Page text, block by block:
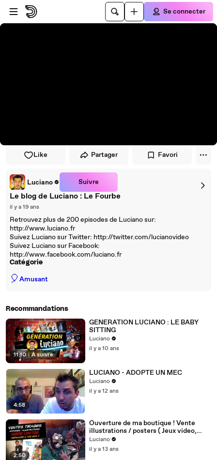
Passer au player
Passer au contenu principal
Se connecter
Like Partager Favori
Luciano Suivre
Le blog de Luciano : Le Fourbe
il y a 19 ans
Retrouvez plus de 200 episodes de Luciano sur:
http://www.luciano.fr
Suivez Luciano sur Twitter: http://twitter.com/lucianovideo
Suivez Luciano sur Facebook:
http://www.facebook.com/luciano.fr
Catégorie
🎈Amusant
Recommandations
11:10 | À suivre
GENERATION LUCIANO : LE BABY
SITTING
Luciano
il y a 10 ans
4:58
LUCIANO - ADOPTE UN MEC
Luciano
il y a 12 ans
2:50
Ouverture de ma boutique ! Vente
illustrations / posters ( Jeux video,
Luciano et Nicolin )
Luciano
il y a 13 ans